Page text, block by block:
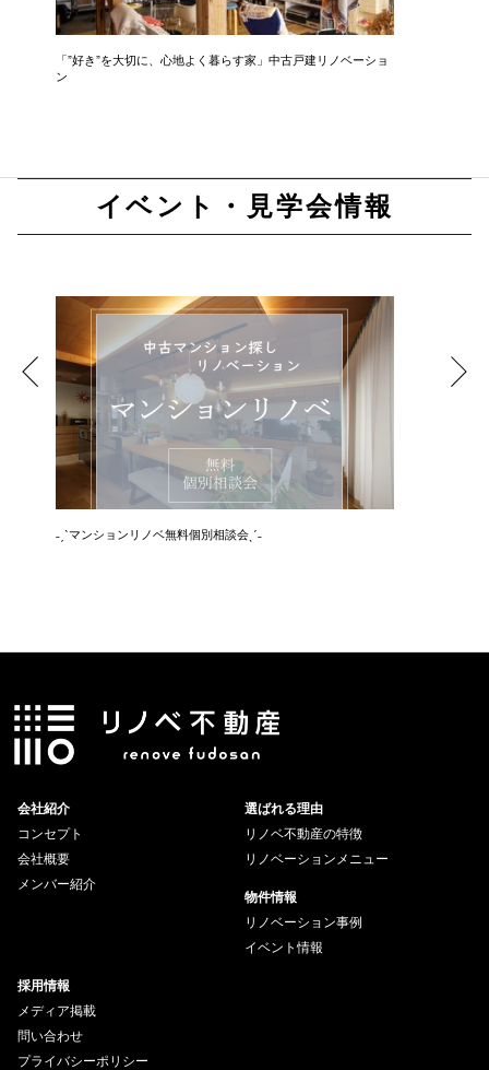
「”好き”を大切に、心地よく暮らす家」中古戸建リノベーショ
ン
イベント・見学会情報
˗ˏˋマンションリノベ無料個別相談会ˎˊ˗
会社紹介
コンセプト
会社概要
メンバー紹介
選ばれる理由
リノベ不動産の特徴
リノベーションメニュー
物件情報
リノベーション事例
イベント情報
採用情報
メディア掲載
問い合わせ
プライバシーポリシー